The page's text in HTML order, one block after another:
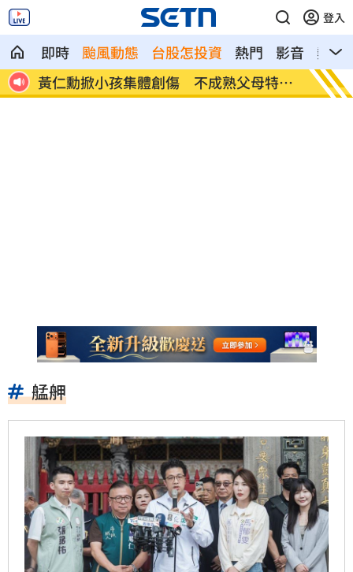
登入
即時 颱風動態 台股怎投資 熱門 影音
熱搜
徵
氣象女神也累了？口誤「白沙屯颱風」
酸民
嗆
艋舺